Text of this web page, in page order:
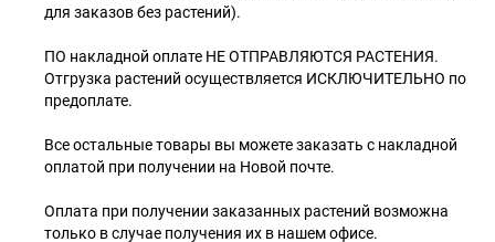
для заказов без растений).
ПО накладной оплате НЕ ОТПРАВЛЯЮТСЯ РАСТЕНИЯ.
Отгрузка растений осуществляется ИСКЛЮЧИТЕЛЬНО по
предоплате.
Все остальные товары вы можете заказать с накладной
оплатой при получении на Новой почте.
Оплата при получении заказанных растений возможна
только в случае получения их в нашем офисе.